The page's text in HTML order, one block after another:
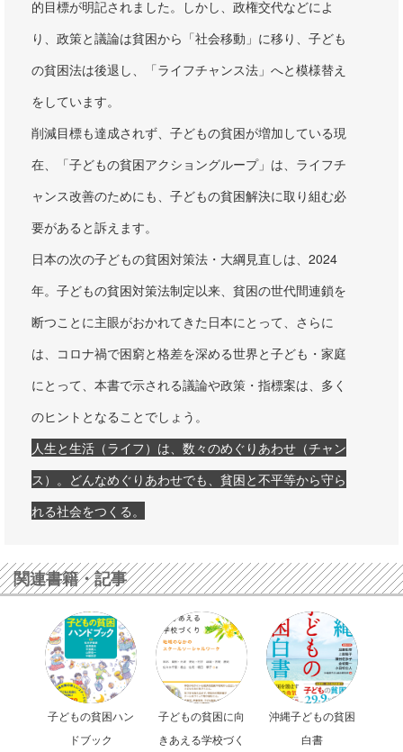
的目標が明記されました。しかし、政権交代などによ
り、政策と議論は貧困から「社会移動」に移り、子ども
の貧困法は後退し、「ライフチャンス法」へと模様替え
をしています。
削減目標も達成されず、子どもの貧困が増加している現
在、「子どもの貧困アクショングループ」は、ライフチ
ャンス改善のためにも、子どもの貧困解決に取り組む必
要があると訴えます。
日本の次の子どもの貧困対策法・大綱見直しは、2024
年。子どもの貧困対策法制定以来、貧困の世代間連鎖を
断つことに主眼がおかれてきた日本にとって、さらに
は、コロナ禍で困窮と格差を深める世界と子ども・家庭
にとって、本書で示される議論や政策・指標案は、多く
のヒントとなることでしょう。
人生と生活（ライフ）は、数々のめぐりあわせ（チャン
ス）。どんなめぐりあわせでも、貧困と不平等から守ら
れる社会をつくる。
関連書籍・記事
子どもの貧困ハン
ドブック
子どもの貧困に向
きあえる学校づく
沖縄子どもの貧困
白書